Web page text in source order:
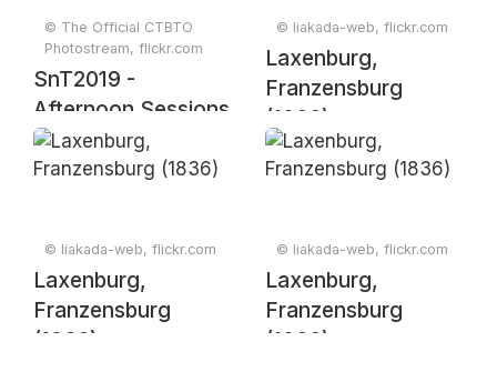
© The Official CTBTO
Photostream, flickr.com
SnT2019 -
Afternoon Sessions
27 June 2019
© liakada-web, flickr.com
Laxenburg,
Franzensburg
(1836)
© liakada-web, flickr.com
Laxenburg,
Franzensburg
(1836)
© liakada-web, flickr.com
Laxenburg,
Franzensburg
(1836)